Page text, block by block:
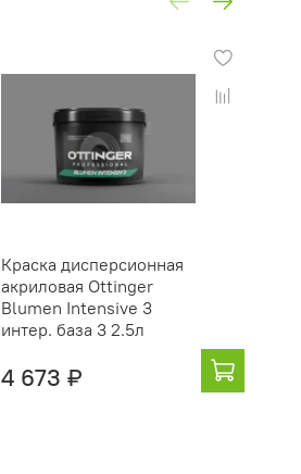
Краска дисперсионная
акриловая Ottinger
Blumen Intensive 3
интер. база 3 2.5л
4 673 ₽